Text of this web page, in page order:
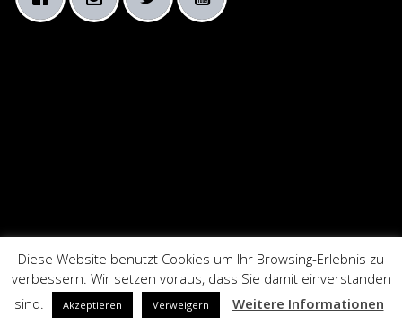
Diese Website benutzt Cookies um Ihr Browsing-Erlebnis zu
verbessern. Wir setzen voraus, dass Sie damit einverstanden
sind.
Akzeptieren Verweigern Weitere Informationen